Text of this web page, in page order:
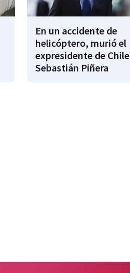
En un accidente de
helicóptero, murió el
expresidente de Chile
Sebastián Piñera